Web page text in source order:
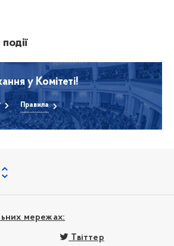
у Комітеті!
Правила
мережах:
Твіттер